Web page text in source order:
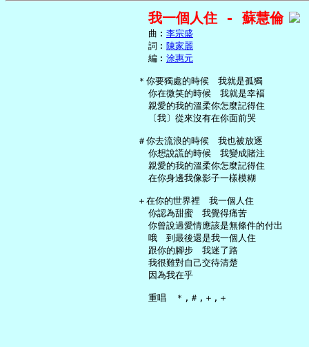
我一個人住 - 蘇慧倫
     曲︰
李宗盛
     詞︰
陳家麗
     編︰
涂惠元
   ＊你要獨處的時候　我就是孤獨
     你在微笑的時候　我就是幸褔
     親愛的我的溫柔你怎麼記得住
     〔我〕從來沒有在你面前哭
   ＃你去流浪的時候　我也被放逐
     你想說謊的時候　我變成賭注
     親愛的我的溫柔你怎麼記得住
     在你身邊我像影子一樣模糊
   ＋在你的世界裡　我一個人住
     你認為甜蜜　我覺得痛苦
     你曾說過愛情應該是無條件的付出
     哦　到最後還是我一個人住
     跟你的腳步　我迷了路
     我很難對自己交待清楚
     因為我在乎